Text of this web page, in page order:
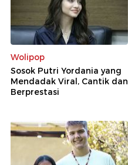
Wolipop
Sosok Putri Yordania yang
Mendadak Viral, Cantik dan
Berprestasi